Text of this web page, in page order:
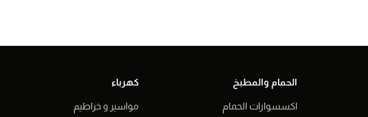
الحمام والمطبخ
اكسسوارات الحمام
كهرباء
مواسير و خراطيم